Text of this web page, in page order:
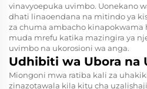
vinavyoepuka uvimbo. Uonekano
dhati linaoendana na mitindo ya
za chuma ambacho kinapokwama
muda mrefu katika mazingira ya
uvimbo na ukorosioni wa anga.
Udhibiti wa Ubora na
Miongoni mwa ratiba kali za
zinazotawala kila kitu cha